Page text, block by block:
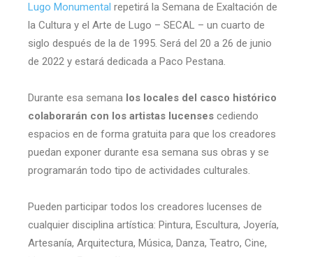
Lugo Monumental repetirá la Semana de Exaltación de
la Cultura y el Arte de Lugo – SECAL – un cuarto de
siglo después de la de 1995. Será del 20 a 26 de junio
de 2022 y estará dedicada a Paco Pestana.
Durante esa semana los locales del casco histórico
colaborarán con los artistas lucenses cediendo
espacios en de forma gratuita para que los creadores
puedan exponer durante esa semana sus obras y se
programarán todo tipo de actividades culturales.
Pueden participar todos los creadores lucenses de
cualquier disciplina artística: Pintura, Escultura, Joyería,
Artesanía, Arquitectura, Música, Danza, Teatro, Cine,